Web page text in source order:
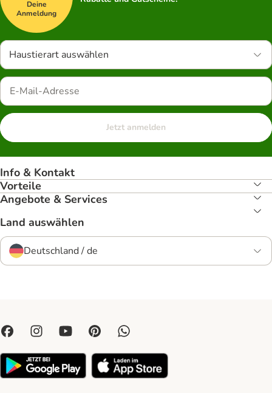
Deine
Anmeldung
Haustierart auswählen
Jetzt anmelden
Info & Kontakt
Vorteile
Angebote & Services
Land auswählen
Deutschland / de